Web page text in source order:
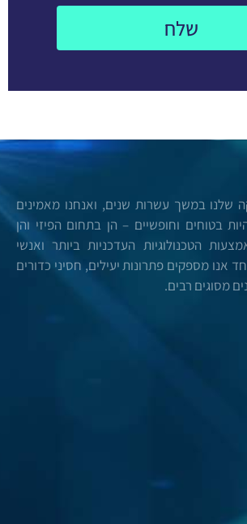
שלח
שלנו במשך עשרות שנים, ואנחנו מאמינים
בטוחים וחופשיים – הן בתחום הפיזי והן
הטכנולוגיות העדכניות ביותר ואנשי
אנו מספקים פתרונות יעילים, חסיני כדורים
מסוגים רבים.